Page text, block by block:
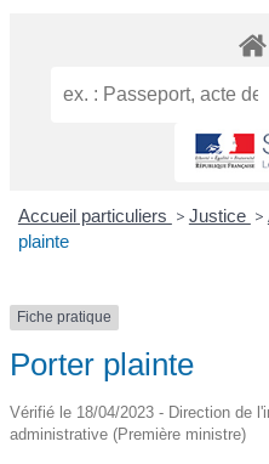
Accueil particuliers > Justice >
plainte
Fiche pratique
Porter plainte
Vérifié le 18/04/2023 - Direction de
administrative (Première ministre)